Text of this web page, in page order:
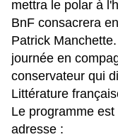
mettra le polar à
BnF consacrera
Patrick
journée en
conservateur qui
Littérature
Le programme
adresse :